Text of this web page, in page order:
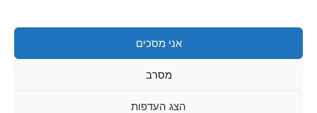
אני מסכים
מסרב
הצג העדפות